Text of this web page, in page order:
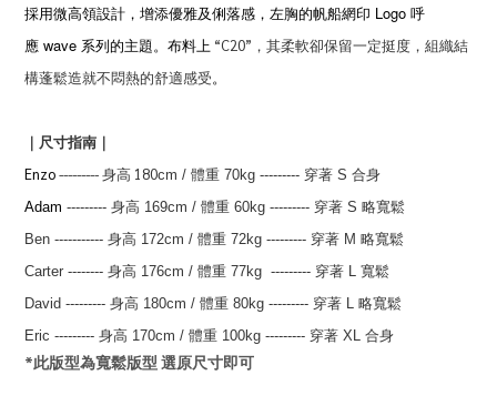
採用微高領設計，增添優雅及俐落感，左胸的帆船網印 Logo 呼
應 wave 系列的主題。布料上 “C20”，其柔軟卻保留一定挺度，組織結
構蓬鬆造就不悶熱的舒適感受 。
｜尺寸指南｜
Enzo--------- 身高 180cm / 體重 70kg --------- 穿著 S 合身
Adam --------- 身高 169cm / 體重 60kg --------- 穿著 S 略寬鬆
Ben ----------- 身高 172cm / 體重 72kg --------- 穿著 M 略寬鬆
Carter -------- 身高 176cm / 體重 77kg --------- 穿著 L 寬鬆
David --------- 身高 180cm / 體重 80kg --------- 穿著 L 略寬鬆
Eric --------- 身高 170cm / 體重 100kg --------- 穿著 XL 合身
*此版型為寬鬆版型 選原尺寸即可